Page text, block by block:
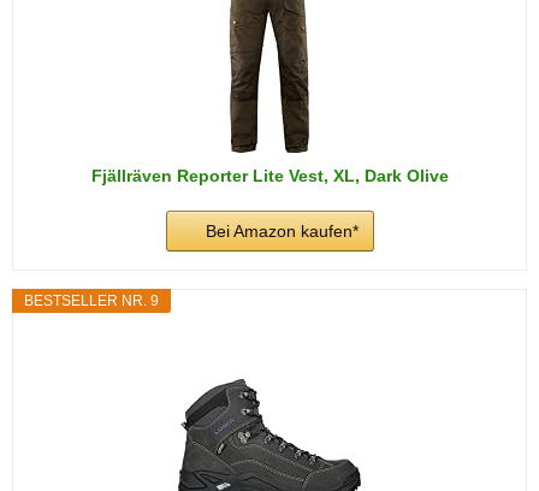
Fjällräven Reporter Lite Vest, XL, Dark Olive
Bei Amazon kaufen*
BESTSELLER NR. 9